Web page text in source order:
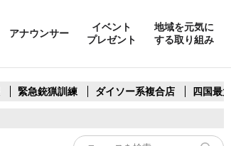
アナウンサー
イベント
プレゼント
地域を元気に
する取り組み
緊急銃猟訓練 ダイソー系複合店 四国最